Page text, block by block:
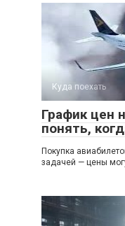
Куда поехать
График цен
понять,
Покупка
задачей — цены